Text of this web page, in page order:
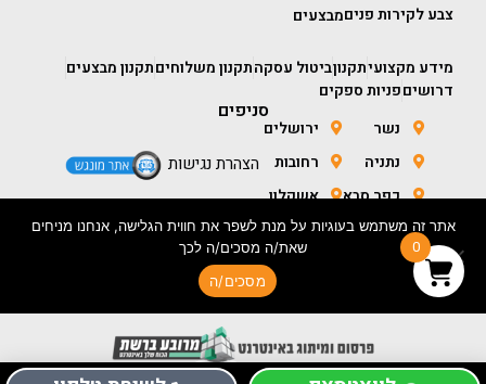
צבע לקירות פניםמבצעים
מידע מקצועיתקנוןביטול עסקהתקנון משלוחיםתקנון מבצעים
דרושיםפניות ספקים
סניפים
נשר
נתניה
כפר סבא
חולון
ירושלים
רחובות
אשקלון
באר שבע
הצהרת נגישות
0
אתר זה משתמש בעוגיות על מנת לשפר את חווית הגלישה, אנחנו מניחים
שאת/ה מסכים/ה לכך
מסכים/ה